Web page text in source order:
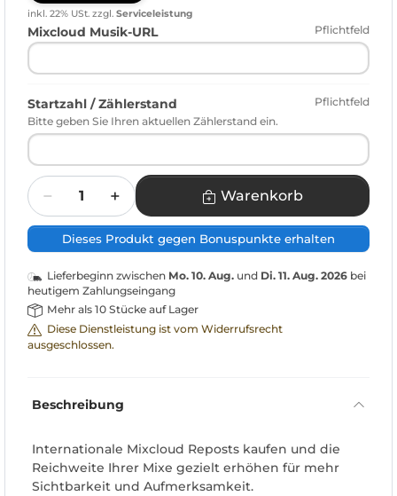
inkl. 22% USt. zzgl. Serviceleistung
Mixcloud Musik-URL Pflichtfeld
Startzahl / Zählerstand
Pflichtfeld
Bitte geben Sie Ihren aktuellen Zählerstand ein.
Menge
Warenkorb
Dieses Produkt gegen Bonuspunkte erhalten
Lieferbeginn zwischen Mo. 10. Aug. und Di. 11. Aug. 2026 bei
heutigem Zahlungseingang
Mehr als 10 Stücke auf Lager
Diese Dienstleistung ist vom Widerrufsrecht
ausgeschlossen.
Beschreibung
Internationale Mixcloud Reposts kaufen und die
Reichweite Ihrer Mixe gezielt erhöhen für mehr
Sichtbarkeit und Aufmerksamkeit.